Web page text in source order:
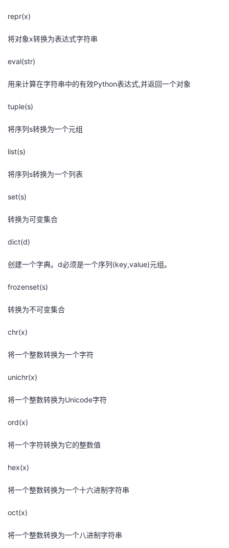
repr(x)
将对象x转换为表达式字符串
eval(str)
用来计算在字符串中的有效Python表达式,并返回一个对象
tuple(s)
将序列s转换为一个元组
list(s)
将序列s转换为一个列表
set(s)
转换为可变集合
dict(d)
创建一个字典。d必须是一个序列(key,value)元组。
frozenset(s)
转换为不可变集合
chr(x)
将一个整数转换为一个字符
unichr(x)
将一个整数转换为Unicode字符
ord(x)
将一个字符转换为它的整数值
hex(x)
将一个整数转换为一个十六进制字符串
oct(x)
将一个整数转换为一个八进制字符串